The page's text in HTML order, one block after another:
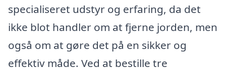
specialiseret udstyr og erfaring, da det
ikke blot handler om at fjerne jorden, men
også om at gøre det på en sikker og
effektiv måde. Ved at bestille tre